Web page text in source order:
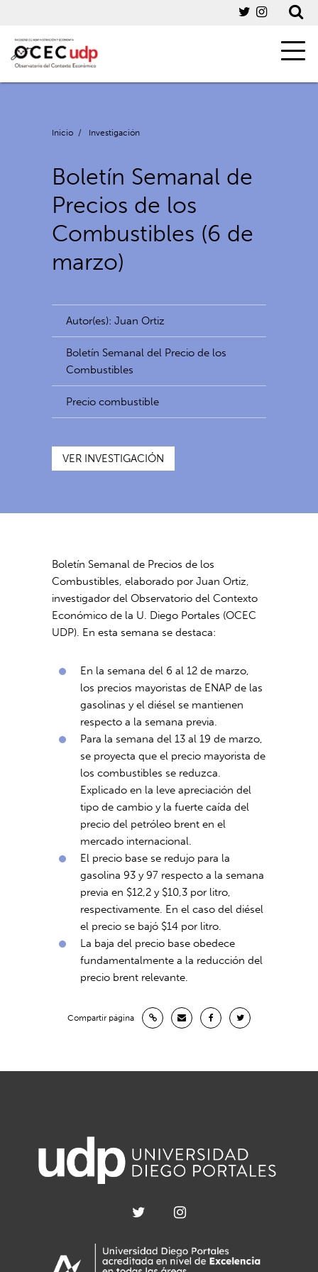
Inicio / Investigación
Boletín Semanal de
Precios de los
Combustibles (6 de
marzo)
Autor(es): Juan Ortiz
Boletín Semanal del Precio de los
Combustibles
Precio combustible
VER INVESTIGACIÓN
Boletín Semanal de Precios de los
Combustibles, elaborado por Juan Ortiz,
investigador del Observatorio del Contexto
Económico de la U. Diego Portales (OCEC
UDP). En esta semana se destaca:
En la semana del 6 al 12 de marzo,
los precios mayoristas de ENAP de las
gasolinas y el diésel se mantienen
respecto a la semana previa.
Para la semana del 13 al 19 de marzo,
se proyecta que el precio mayorista de
los combustibles se reduzca.
Explicado en la leve apreciación del
tipo de cambio y la fuerte caída del
precio del petróleo brent en el
mercado internacional.
El precio base se redujo para la
gasolina 93 y 97 respecto a la semana
previa en $12,2 y $10,3 por litro,
respectivamente. En el caso del diésel
el precio se bajó $14 por litro.
La baja del precio base obedece
fundamentalmente a la reducción del
precio brent relevante.
Compartir página